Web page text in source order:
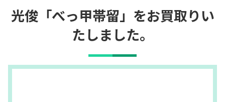
光俊「べっ甲帯留」をお買取りい
たしました。